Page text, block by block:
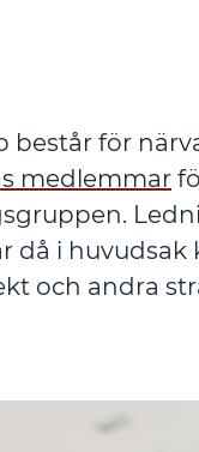
för
medlemmar
då i huvudsak
och andra